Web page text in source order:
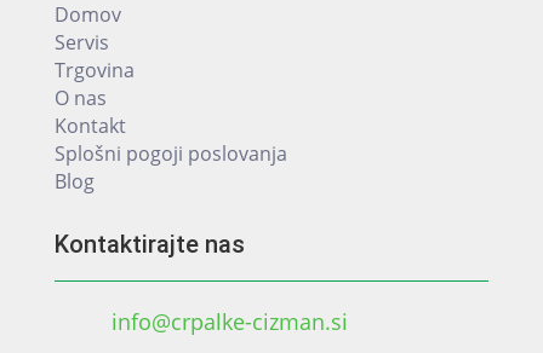
Domov
Servis
Trgovina
O nas
Kontakt
Splošni pogoji poslovanja
Blog
Kontaktirajte nas
info@crpalke-cizman.si